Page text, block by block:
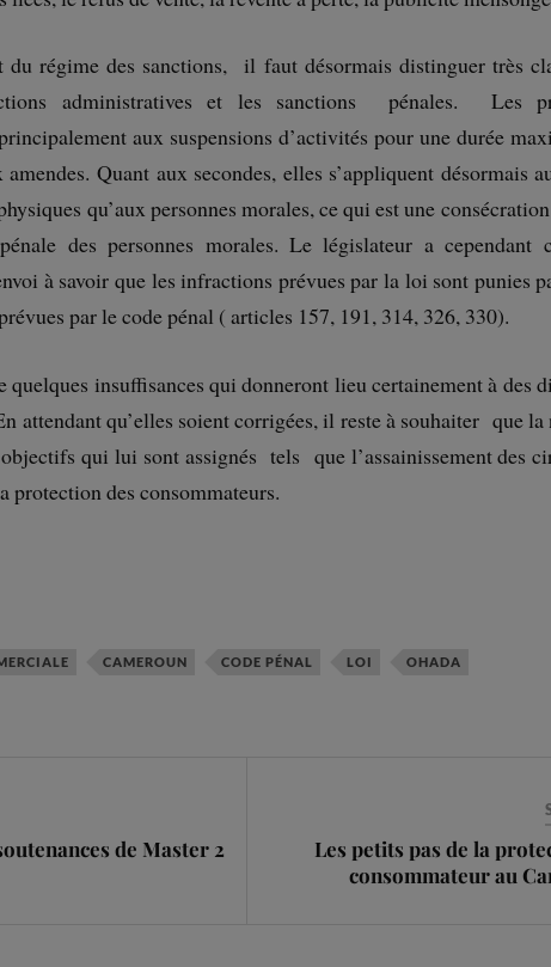
du régime des sanctions, il faut désormais distinguer très
administratives et les sanctions pénales. Les
aux suspensions d’activités pour une durée
Quant aux secondes, elles s’appliquent désormais
qu’aux personnes morales, ce qui est une
des personnes morales. Le législateur a cependant
à savoir que les infractions prévues par la loi sont punies
par le code pénal ( articles 157, 191, 314, 326, 330).
insuffisances qui donneront lieu certainement à des
attendant qu’elles soient corrigées, il reste à souhaiter que
qui lui sont assignés tels que l’assainissement des
protection des consommateurs.
CAMEROUN CODE PÉNAL LOI OHADA
de Master 2
Les petits pas de la
consommateur au